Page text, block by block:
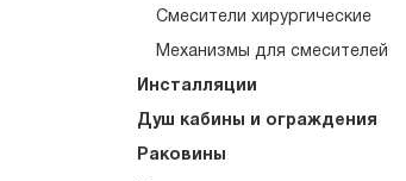
Смесители хирургические
Механизмы для смесителей
Инсталляции
Душ кабины и ограждения
Раковины